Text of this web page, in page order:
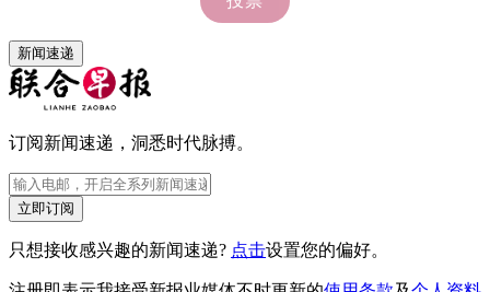
新闻速递
订阅新闻速递，洞悉时代脉搏。
立即订阅
只想接收感兴趣的新闻速递? 点击设置您的偏好。